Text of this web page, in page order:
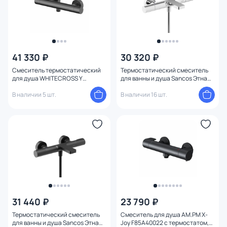
41 330 ₽
Смеситель термостатический
для душа WHITECROSS Y
В наличии 5 шт.
30 320 ₽
Термостатический смеситель
для ванны и душа Sancos Этна
В наличии 16 шт.
31 440 ₽
Термостатический смеситель
для ванны и душа Sancos Этна
23 790 ₽
Смеситель для душа AM.PM X-
Joy F85A40022 с термостатом,